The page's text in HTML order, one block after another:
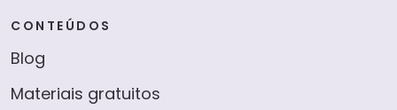
CONTEÚDOS
Blog
Materiais gratuitos